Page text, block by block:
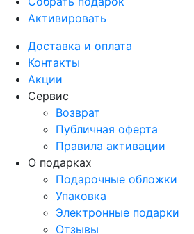
Активировать
Доставка и оплата
Контакты
Акции
Сервис
Возврат
Публичная оферта
Правила активации
О подарках
Подарочные обложки
Упаковка
Электронные подарки
Отзывы